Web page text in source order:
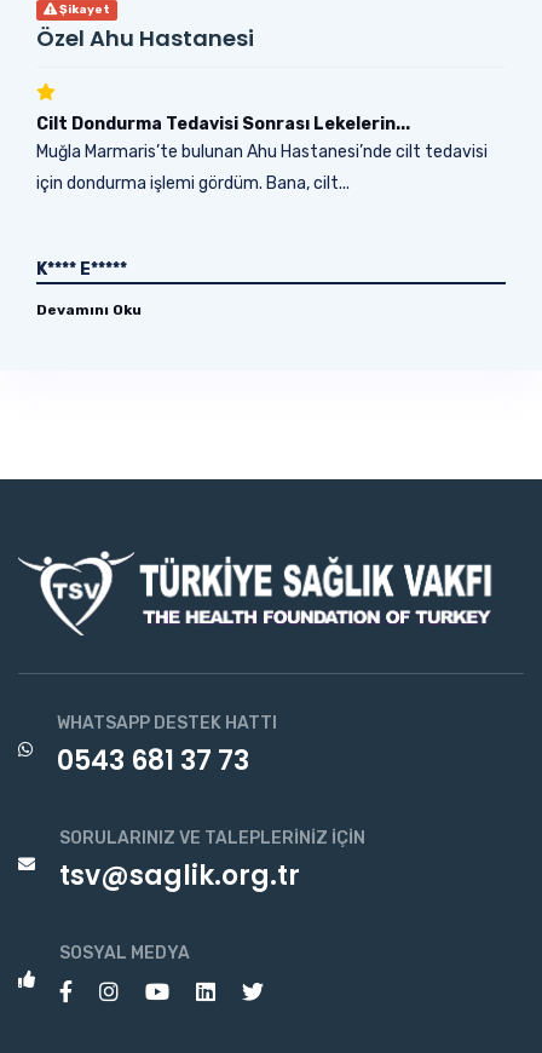
Şikayet
Özel Ahu Hastanesi
Cilt Dondurma Tedavisi Sonrası Lekelerin...
Muğla Marmaris’te bulunan Ahu Hastanesi’nde cilt tedavisi
için dondurma işlemi gördüm. Bana, cilt...
K**** E*****
Devamını Oku
WHATSAPP DESTEK HATTI
0543 681 37 73
SORULARINIZ VE TALEPLERINIZ İÇIN
tsv@saglik.org.tr
SOSYAL MEDYA